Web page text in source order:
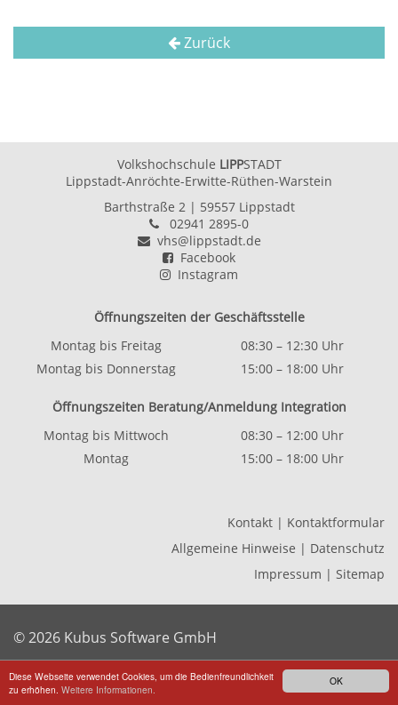
OK
Diese Webseite verwendet Cookies, um die Bedienfreundlichkeit
zu erhöhen. Weitere Informationen.
Zurück
Volkshochschule LIPPSTADT
Lippstadt-Anröchte-Erwitte-Rüthen-Warstein
Barthstraße 2| 59557 Lippstadt
02941 2895-0
vhs@lippstadt.de
Facebook
Instagram
Öffnungszeiten der Geschäftsstelle
Montag bis Freitag
08:30 – 12:30 Uhr
Montag bis Donnerstag
15:00 – 18:00 Uhr
Öffnungszeiten Beratung/Anmeldung Integration
Montag bis Mittwoch
08:30 – 12:00 Uhr
Montag
15:00 – 18:00 Uhr
Kontakt | Kontaktformular
Allgemeine Hinweise | Datenschutz
Impressum | Sitemap
© 2026 Kubus Software GmbH